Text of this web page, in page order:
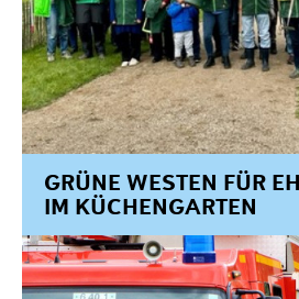
GRÜNE WESTEN FÜR
IM KÜCHENGARTEN